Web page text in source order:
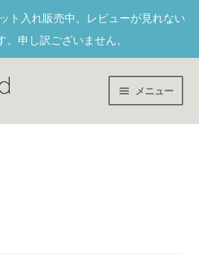
ト入れ販売中。レビューが見れない
。申し訳ございません。
メニュー